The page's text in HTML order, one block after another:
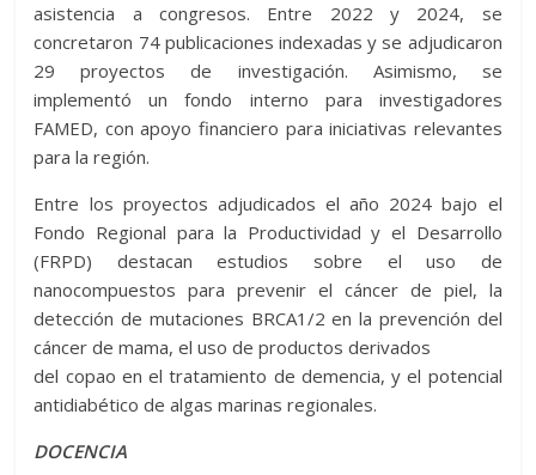
asistencia a congresos. Entre 2022 y 2024, se
concretaron 74 publicaciones indexadas y se adjudicaron
29 proyectos de investigación. Asimismo, se
implementó un fondo interno para investigadores
FAMED, con apoyo financiero para iniciativas relevantes
para la región.
Entre los proyectos adjudicados el año 2024 bajo el
Fondo Regional para la Productividad y el Desarrollo
(FRPD) destacan estudios sobre el uso de
nanocompuestos para prevenir el cáncer de piel, la
detección de mutaciones BRCA1/2 en la prevención del
cáncer de mama, el uso de productos derivados
del copao en el tratamiento de demencia, y el potencial
antidiabético de algas marinas regionales.
DOCENCIA